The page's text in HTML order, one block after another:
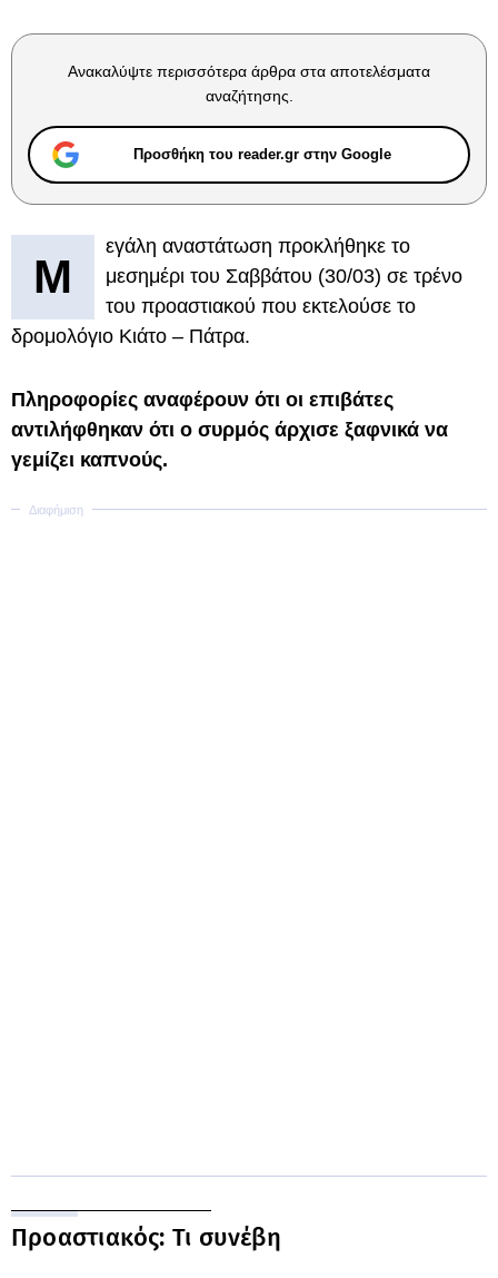
Ανακαλύψτε περισσότερα άρθρα στα αποτελέσματα
αναζήτησης.
Προσθήκη του reader.gr στην Google
Μ
εγάλη αναστάτωση προκλήθηκε το
μεσημέρι του Σαββάτου (30/03) σε τρένο
του προαστιακού που εκτελούσε το
δρομολόγιο Κιάτο – Πάτρα.
Πληροφορίες αναφέρουν ότι οι επιβάτες
αντιλήφθηκαν ότι ο συρμός άρχισε ξαφνικά να
γεμίζει καπνούς.
Προαστιακός: Τι συνέβη